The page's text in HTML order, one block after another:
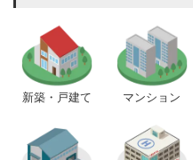
新築・戸建て マンション